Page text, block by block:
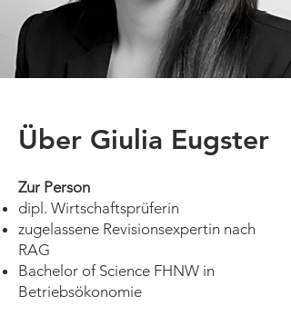
Über Giulia Eugster
Zur Person
dipl. Wirtschaftsprüferin
zugelassene Revisionsexpertin nach
RAG
Bachelor of Science FHNW in
Betriebsökonomie